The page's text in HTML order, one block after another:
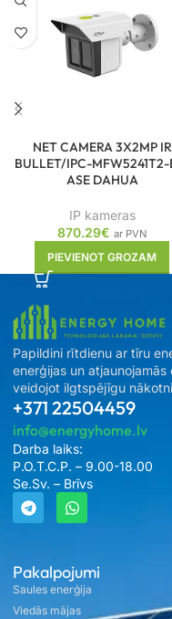
NET CAMERA 3X2MP IR
BULLET/IPC-
ASE DAHUA
IP kameras
870.29€ ar PVN
PIEVIENOT GROZAM
Pakalpojumi
Saules enerģija
Viedās mājas
Papildini rītdienu ar tīru
enerģijas un atjaunojamās
veidojot ilgtspējīgu
+371 22504459
info@energyhome.lv
Darba laiks:
P.O.T.C.P. – 9.00-18.00
Se.Sv. – Brīvs